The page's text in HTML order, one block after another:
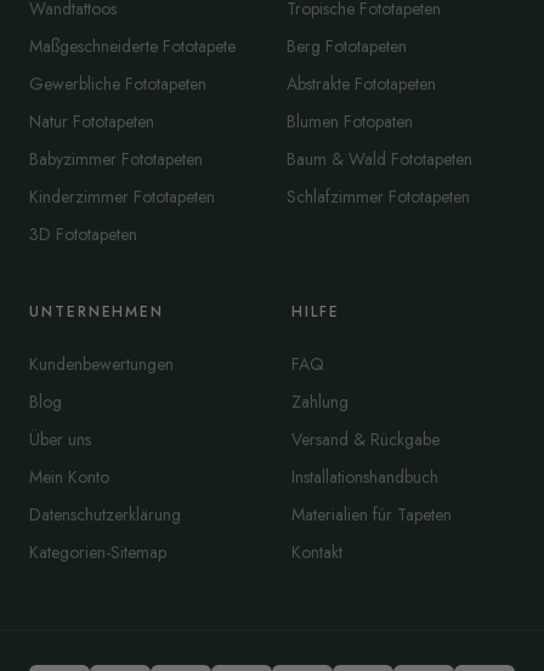
Wandtattoos
Maßgeschneiderte Fototapete
Gewerbliche Fototapeten
Natur Fototapeten
Babyzimmer Fototapeten
Kinderzimmer Fototapeten
3D Fototapeten
Tropische Fototapeten
Berg Fototapeten
Abstrakte Fototapeten
Blumen Fotopaten
Baum & Wald Fototapeten
Schlafzimmer Fototapeten
UNTERNEHMEN
Kundenbewertungen
Blog
Über uns
Mein Konto
Datenschutzerklärung
Kategorien-Sitemap
HILFE
FAQ
Zahlung
Versand & Rückgabe
Installationshandbuch
Materialien für Tapeten
Kontakt